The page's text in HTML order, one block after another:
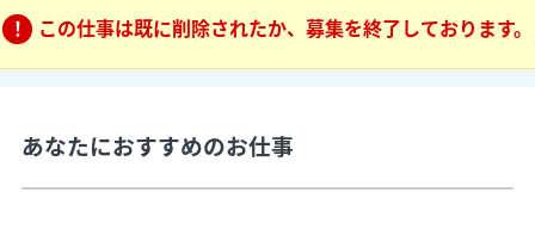
この仕事は既に削除されたか、募集を終了しております。
あなたにおすすめのお仕事